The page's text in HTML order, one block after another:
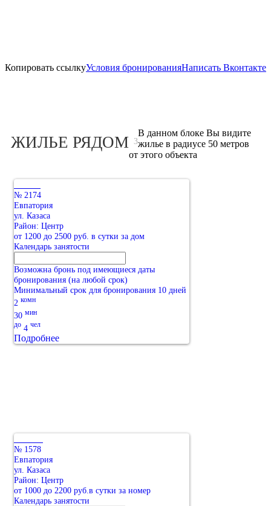
Копировать ссылкуУсловия бронированияНаписать Вконтакте
ЖИЛЬЕ РЯДОМ 3
В данном блоке Вы видите
жилье в радиусе 50 метров
от этого объекта
№ 2174
Евпатория
ул. Казаса
Район: Центр
от 1200 до 2500 руб. в сутки за дом
Календарь занятости
Возможна бронь под имеющиеся даты
бронирования (на любой срок)
Минимальный срок для бронирования 10 дней
2 комн
30 мин
до 4 чел
Подробнее
№ 1578
Евпатория
ул. Казаса
Район: Центр
от 1000 до 2200 руб.в сутки за номер
Календарь занятости